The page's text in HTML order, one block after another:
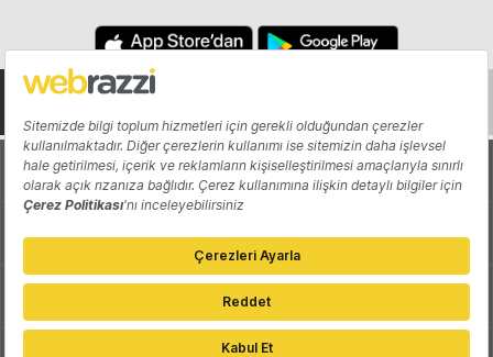
Hakkında Yazarlar
Katkıda Bulun Reklam